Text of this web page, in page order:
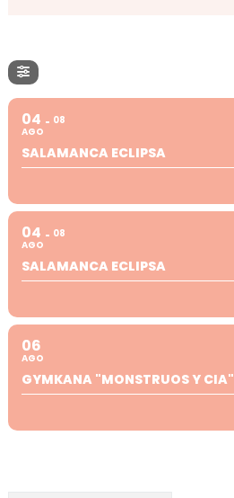
04
AGO
08
SALAMANCA ECLIPSA
04
AGO
08
SALAMANCA ECLIPSA
06
AGO
GYMKANA "MONSTRUOS Y CIA"